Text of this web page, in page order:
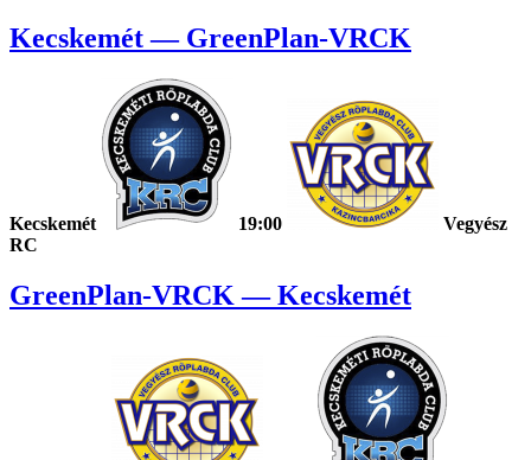
Kecskemét — GreenPlan-VRCK
Kecskemét 19:00
Vegyész
RC
GreenPlan-VRCK — Kecskemét